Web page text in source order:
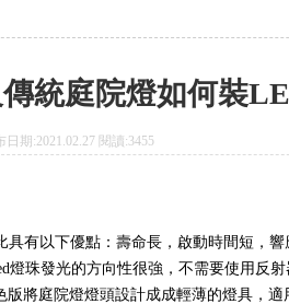
統庭院燈如何裝
期:2021.02.27 閱讀:3455
有以下優點：壽命長，啟動時間短，響
珠發光的方向性很強，不需要使用反
將庭院燈燈頭設計成成輕薄的燈具，適